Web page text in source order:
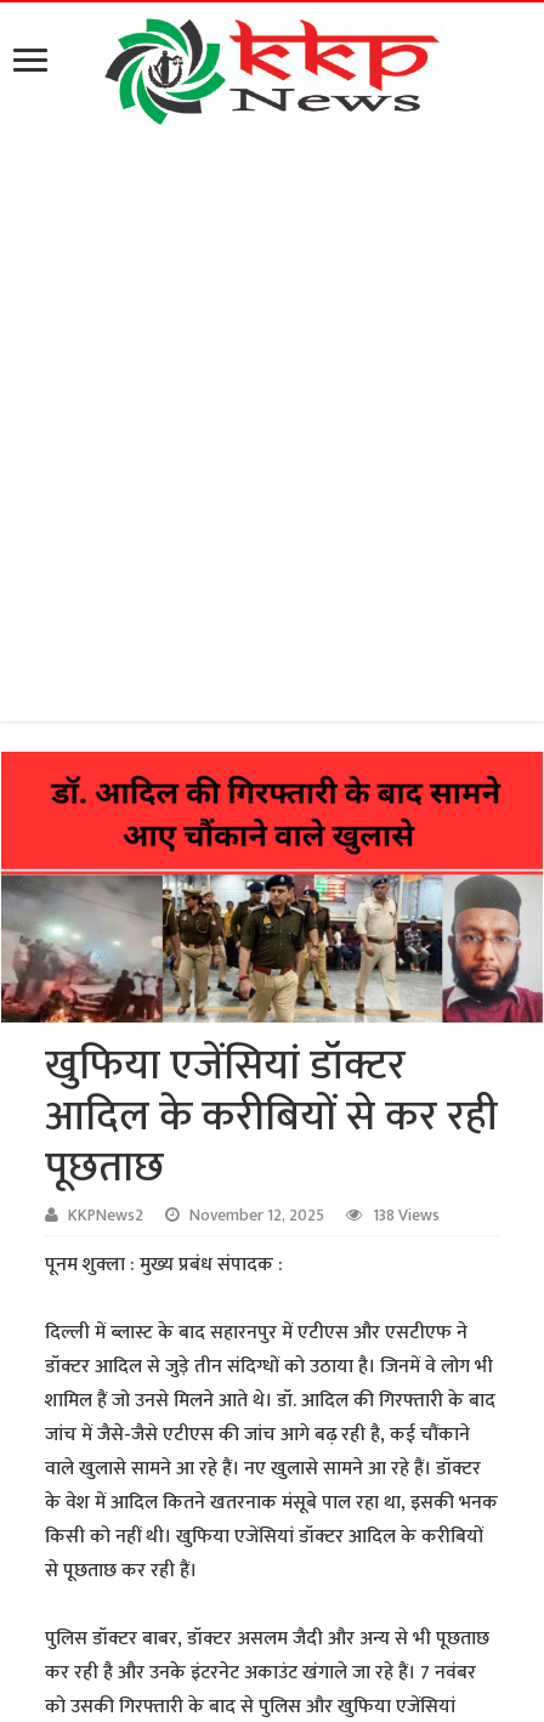
खुफिया एजेंसियां डॉक्टर
आदिल के करीबियों से कर रही
पूछताछ
KKPNews2 November 12, 2025 138 Views
पूनम शुक्ला : मुख्य प्रबंध संपादक :
दिल्ली में ब्लास्ट के बाद सहारनपुर में एटीएस और एसटीएफ ने
डॉक्टर आदिल से जुड़े तीन संदिग्धों को उठाया है। जिनमें वे लोग भी
शामिल हैं जो उनसे मिलने आते थे। डॉ. आदिल की गिरफ्तारी के बाद
जांच में जैसे-जैसे एटीएस की जांच आगे बढ़ रही है, कई चौंकाने
वाले खुलासे सामने आ रहे हैं। नए खुलासे सामने आ रहे हैं। डॉक्टर
के वेश में आदिल कितने खतरनाक मंसूबे पाल रहा था, इसकी भनक
किसी को नहीं थी। खुफिया एजेंसियां डॉक्टर आदिल के करीबियों
से पूछताछ कर रही हैं।
पुलिस डॉक्टर बाबर, डॉक्टर असलम जैदी और अन्य से भी पूछताछ
कर रही है और उनके इंटरनेट अकाउंट खंगाले जा रहे हैं। 7 नवंबर
को उसकी गिरफ्तारी के बाद से पुलिस और खुफिया एजेंसियां